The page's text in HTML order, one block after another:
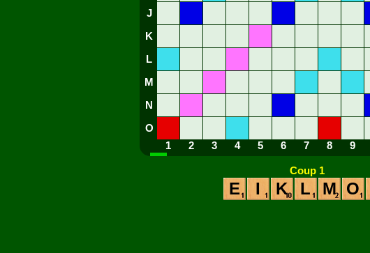
J
K
L
M
N
O
1
2 3 4 5 6 7 8 9
Coup 1
E I K L M O